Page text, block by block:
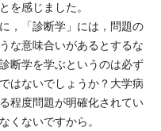
を感じました。
，「診断学」には，問題の
な意味合いがあるとするな
断学を学ぶというのは必ず
はないでしょうか？大学病
程度問題が明確化されてい
くないですから。